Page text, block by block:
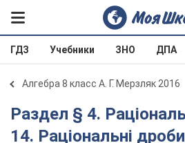
ГДЗ Учебники ЗНО ДПА
Алгебра 8 класс А. Г. Мерзляк 2016
Раздел § 4. Раціональні вирази.
14. Раціональні дроби